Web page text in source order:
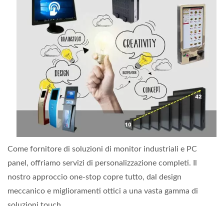
Come fornitore di soluzioni di monitor industriali e PC
panel, offriamo servizi di personalizzazione completi. Il
nostro approccio one-stop copre tutto, dal design
meccanico e miglioramenti ottici a una vasta gamma di